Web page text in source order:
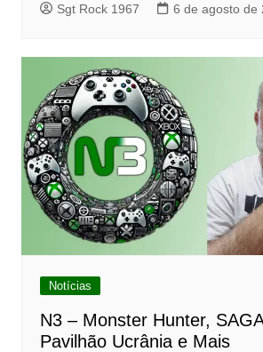
Sgt Rock 1967 6 de agosto de
Notícias
N3 – Monster Hunter,
Pavilhão Ucrânia e Mais